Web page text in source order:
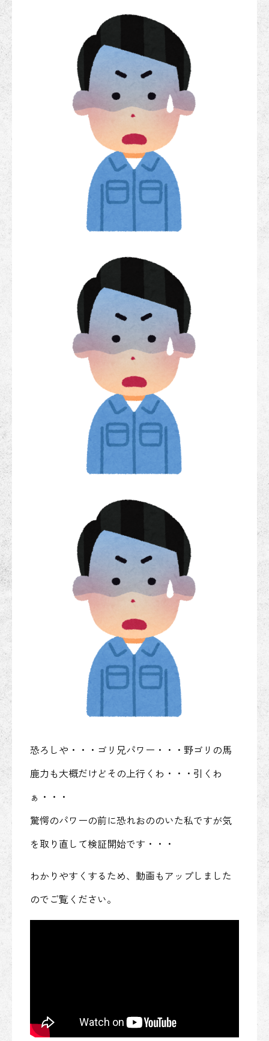
恐ろしや・・・ゴリ兄パワー・・・野ゴリの馬
鹿力も大概だけどその上行くわ・・・引くわ
ぁ・・・
驚愕のパワーの前に恐れおののいた私ですが気
を取り直して検証開始です・・・
わかりやすくするため、動画もアップしました
のでご覧ください。